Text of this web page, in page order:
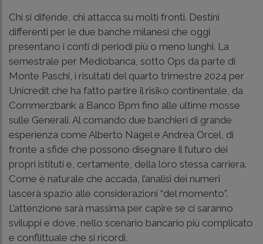
Chi si difende, chi attacca su molti fronti. Destini
differenti per le due banche milanesi che oggi
presentano i conti di periodi più o meno lunghi. La
semestrale per Mediobanca, sotto Ops da parte di
Monte Paschi, i risultati del quarto trimestre 2024 per
Unicredit che ha fatto partire il risiko continentale, da
Commerzbank a Banco Bpm fino alle ultime mosse
sulle Generali. Al comando due banchieri di grande
esperienza come Alberto Nagel e Andrea Orcel, di
fronte a sfide che possono disegnare il futuro dei
propri istituti e, certamente, della loro stessa carriera.
Come è naturale che accada, l’analisi dei numeri
lascerà spazio alle considerazioni “del momento”.
L’attenzione sarà massima per capire se ci saranno
sviluppi e dove, nello scenario bancario più complicato
e conflittuale che si ricordi.